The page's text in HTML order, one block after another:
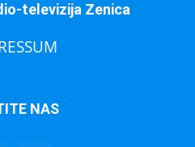
televizija Zenica
NAS